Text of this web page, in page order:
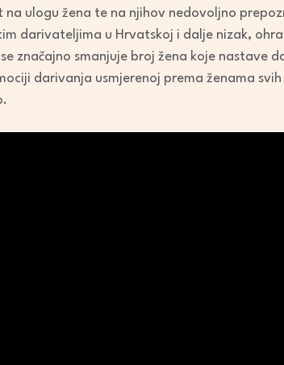
na ulogu žena te na njihov nedovoljno
darivateljima u Hrvatskoj i dalje nizak,
značajno smanjuje broj žena koje nastave
darivanja usmjerenoj prema ženama